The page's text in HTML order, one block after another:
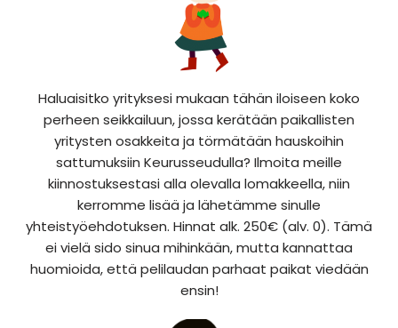
Haluaisitko yrityksesi mukaan tähän iloiseen koko
perheen seikkailuun, jossa kerätään paikallisten
yritysten osakkeita ja törmätään hauskoihin
sattumuksiin Keurusseudulla? Ilmoita meille
kiinnostuksestasi alla olevalla lomakkeella, niin
kerromme lisää ja lähetämme sinulle
yhteistyöehdotuksen. Hinnat alk. 250€ (alv. 0). Tämä
ei vielä sido sinua mihinkään, mutta kannattaa
huomioida, että pelilaudan parhaat paikat viedään
ensin!